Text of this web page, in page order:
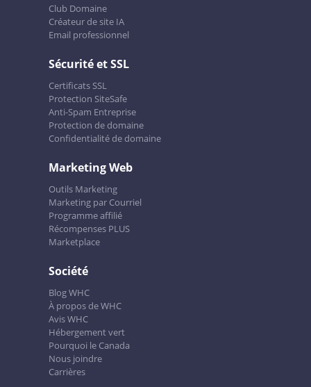
Club Domaine
Créateur de site IA
Email professionnel
Sécurité et SSL
Certificats SSL
Protection SiteSafe
Anti-Spam Entreprise
Protection de domaine
Confidentialité de domaine
Marketing Web
Outils Marketing
Marketing par Courriel
Programme affilié
Récompenses PLUS
Marketplace
Société
Blog WHC
À propos de WHC
Avis WHC
Hébergement vert
Pourquoi le Canada
Nous joindre
Carrières